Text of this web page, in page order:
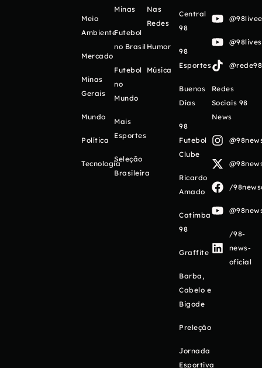
Meio
Ambiente
Mercado
Minas
Gerais
Mundo
Política
Tecnologia
Minas
Futebol
no Brasil
Futebol
no
Mundo
Mais
Esportes
Seleção
Brasileira
Nas
Redes
Humor
Música
Central
98
98
Esportes
Buenos
Días
98
Futebol
Clube
Ricardo
Amado
Catimba
98
Graffite
Barba,
Cabelo e
Bigode
Preleção
Jornada
Esportiva
Redes
Sociais 98
News
/
/98-
news-
oficial